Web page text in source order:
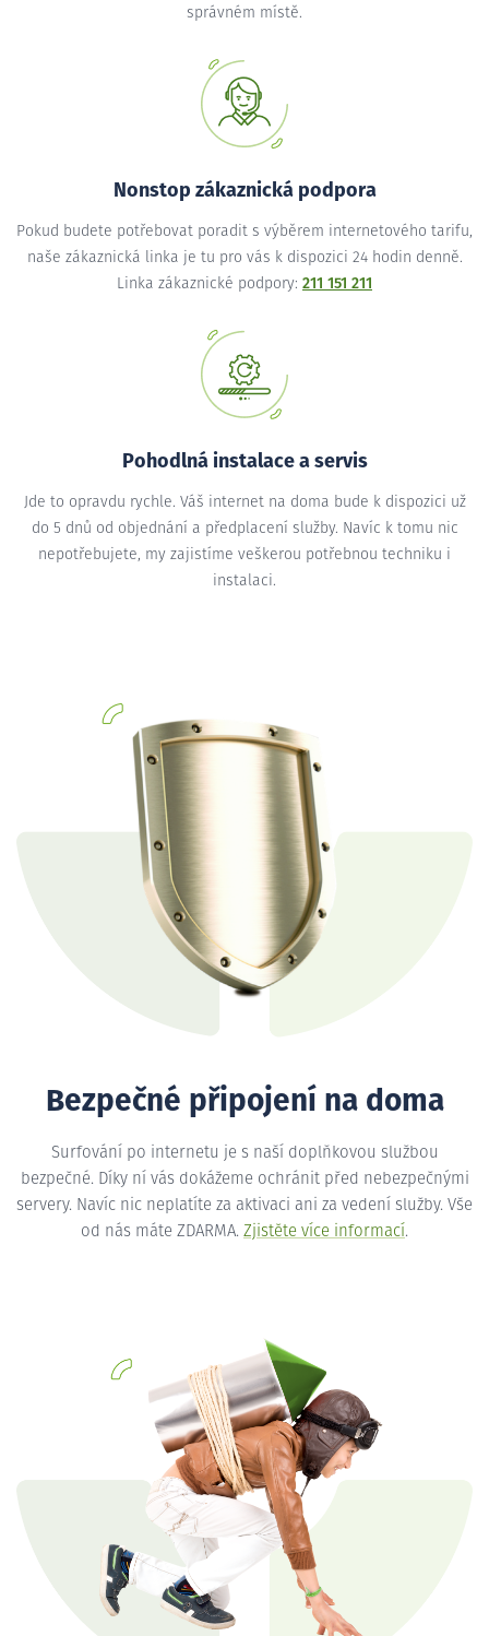
správném místě.
Nonstop zákaznická podpora
Pokud budete potřebovat poradit s výběrem internetového tarifu,
naše zákaznická linka je tu pro vás k dispozici 24 hodin denně.
Linka zákaznické podpory: 211 151 211
Pohodlná instalace a servis
Jde to opravdu rychle. Váš internet na doma bude k dispozici už
do 5 dnů od objednání a předplacení služby. Navíc k tomu nic
nepotřebujete, my zajistíme veškerou potřebnou techniku i
instalaci.
Bezpečné připojení na doma
Surfování po internetu je s naší doplňkovou službou
bezpečné. Díky ní vás dokážeme ochránit před nebezpečnými
servery. Navíc nic neplatíte za aktivaci ani za vedení služby. Vše
od nás máte ZDARMA. Zjistěte více informací.